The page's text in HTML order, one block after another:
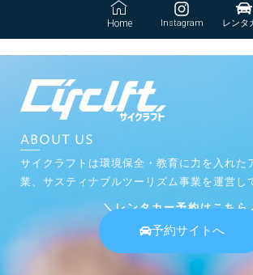
Home Instagram レンタ
ABOUT US
サイクラフトは環境保全・教育に力を入れた
業、サスティナブルツーリズム事業を運営し
＼レンタカー予約はこちら
予約サイトへ